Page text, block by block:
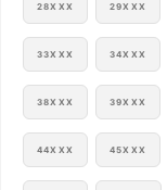
28XXX 29XXX
33XXX 34XXX
38XXX 39XXX
44XXX 45XXX